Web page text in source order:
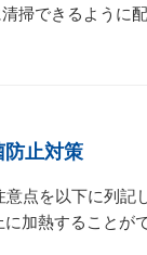
掃できるように
止対策
点を以下に列
加熱することが